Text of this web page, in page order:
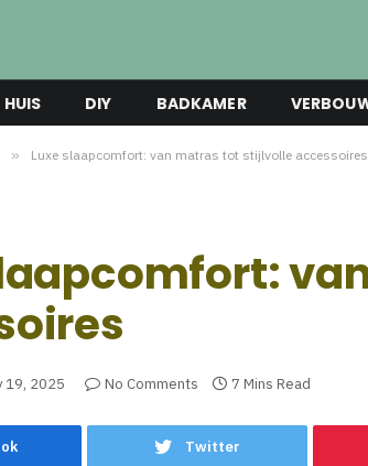
HUIS DIY BADKAMER
» Luxe slaapcomfort: van matras tot stijlvolle accessoires
19, 2025 No Comments 7 Mins Read
Twitter